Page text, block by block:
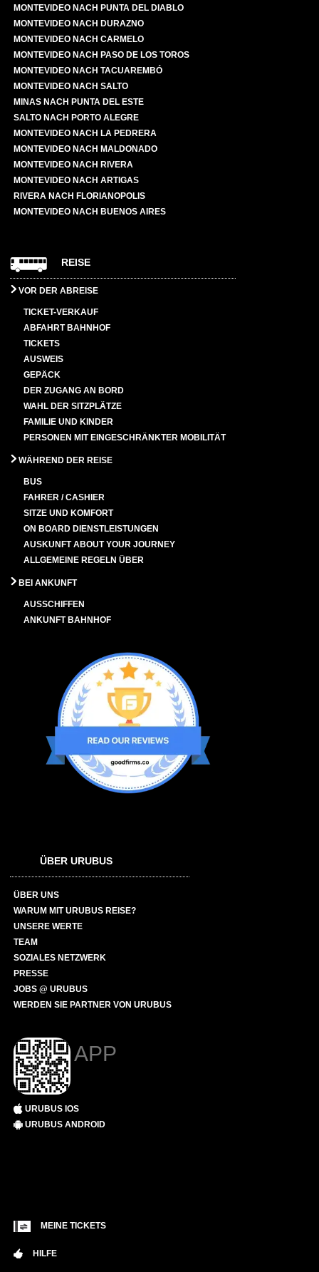
MONTEVIDEO NACH PUNTA DEL DIABLO
MONTEVIDEO NACH DURAZNO
MONTEVIDEO NACH CARMELO
MONTEVIDEO NACH PASO DE LOS TOROS
MONTEVIDEO NACH TACUAREMBÓ
MONTEVIDEO NACH SALTO
MINAS NACH PUNTA DEL ESTE
SALTO NACH PORTO ALEGRE
MONTEVIDEO NACH LA PEDRERA
MONTEVIDEO NACH MALDONADO
MONTEVIDEO NACH RIVERA
MONTEVIDEO NACH ARTIGAS
RIVERA NACH FLORIANOPOLIS
MONTEVIDEO NACH BUENOS AIRES
REISE
VOR DER ABREISE
TICKET-VERKAUF
ABFAHRT BAHNHOF
TICKETS
AUSWEIS
GEPÄCK
DER ZUGANG AN BORD
WAHL DER SITZPLÄTZE
FAMILIE UND KINDER
PERSONEN MIT EINGESCHRÄNKTER MOBILITÄT
WÄHREND DER REISE
BUS
FAHRER / CASHIER
SITZE UND KOMFORT
ON BOARD DIENSTLEISTUNGEN
AUSKUNFT ABOUT YOUR JOURNEY
ALLGEMEINE REGELN ÜBER
BEI ANKUNFT
AUSSCHIFFEN
ANKUNFT BAHNHOF
ÜBER URUBUS
ÜBER UNS
WARUM MIT URUBUS REISE?
UNSERE WERTE
TEAM
SOZIALES NETZWERK
PRESSE
JOBS @ URUBUS
WERDEN SIE PARTNER VON URUBUS
APP
URUBUS IOS
URUBUS ANDROID
MEINE TICKETS
HILFE